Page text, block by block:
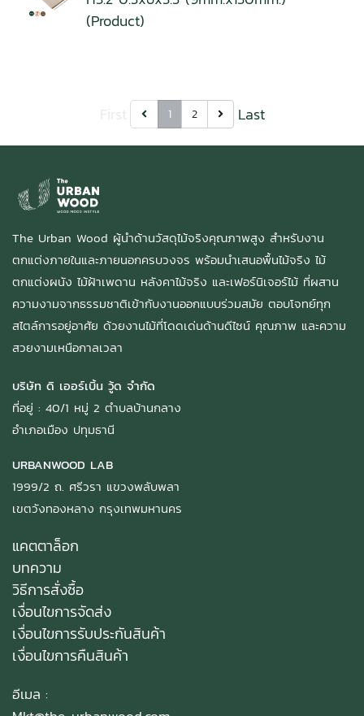
(Product)
1 2 Last
The Urban Wood ผู้นำด้านวัสดุไม้จริงคุณภาพสูง สำหรับงาน
ตกแต่งภายในและภายนอกครบวงจร พร้อมนำเสนอพื้นไม้จริง ไม้
ตกแต่งผนัง ไม้ฝ้าเพดาน หลังคาไม้จริง และเฟอร์นิเจอร์ไม้ ที่ผสาน
ความงามจากธรรมชาติเข้ากับงานออกแบบร่วมสมัย ตอบโจทย์ทุก
สไตล์การอยู่อาศัย ด้วยงานไม้ที่โดดเด่นด้านดีไซน์ คุณภาพ และความ
สวยงามเหนือกาลเวลา
บริษัท ดิ เออร์เบิ้น วู้ด จำกัด
ที่อยู่ : 40/1 หมู่ 2 ตำบลบ้านกลาง
อำเภอเมือง ปทุมธานี
URBANWOOD LAB
1999/2 ถ. ศรีวรา แขวงพลับพลา
เขตวังทองหลาง กรุงเทพมหานคร
แคตตาล็อก
บทความ
วิธีการสั่งซื้อ
เงื่อนไขการจัดส่ง
เงื่อนไขการรับประกันสินค้า
เงื่อนไขการคืนสินค้า
อีเมล :